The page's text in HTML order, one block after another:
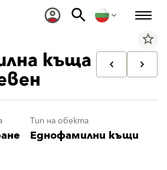
star_border
къща
Тип на обекта
Еднофамилни къщи